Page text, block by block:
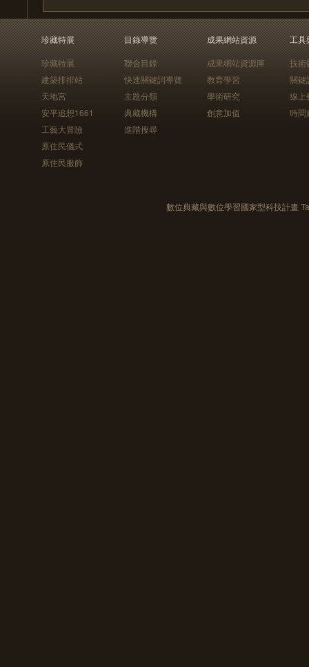
珍藏特展
珍藏特展
建築排排站
天地宮
安平追想1661
工藝大冒險
原住民儀式
原住民服飾
目錄導覽
聯合目錄
快速關鍵詞導覽
主題分類
典藏機構
進階搜尋
成果網站資源
成果網站資源庫
教育學習
學術研究
創意加值
工具
技術
關鍵
線上
時間
數位典藏與數位學習國家型科技計畫